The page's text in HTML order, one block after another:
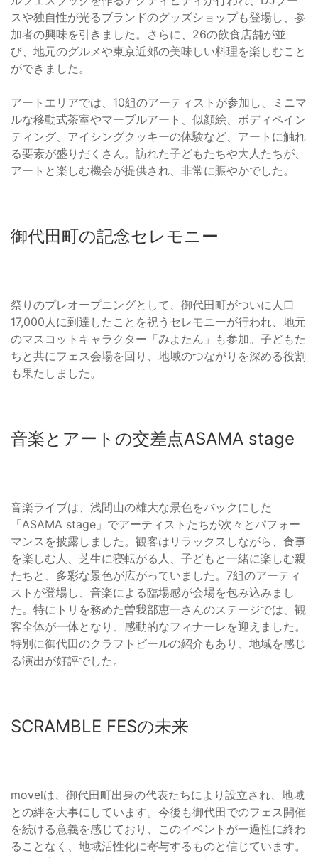
スや独自性が光るブランドのグッズショップも登場し、参
加者の興味を引きました。さらに、26の飲食店舗が並
び、地元のグルメや東京近郊の美味しい料理を楽しむこと
ができました。
アートエリアでは、10組のアーティストが参加し、ミニマ
ルな移動式茶室やマーブルアート、似顔絵、ボディペイン
ティング、アイシングクッキーの体験など、アートに触れ
る要素が盛りだくさん。訪れた子どもたちや大人たちが、
アートと楽しむ機会が提供され、非常に賑やかでした。
御代田町の記念セレモニー
祭りのプレオープニングとして、御代田町がついに人口
17,000人に到達したことを祝うセレモニーが行われ、地元
のマスコットキャラクター「みよたん」も参加。子どもた
ちと共にフェス会場を回り、地域のつながりを深める役割
も果たしました。
音楽とアートの交差点ASAMA stage
音楽ライブは、浅間山の雄大な景色をバックにした
「ASAMA stage」でアーティストたちが次々とパフォー
マンスを披露しました。観客はリラックスしながら、食事
を楽しむ人、芝生に寝転がる人、子どもと一緒に楽しむ親
たちと、多彩な景色が広がっていました。7組のアーティ
ストが登場し、音楽による臨場感が会場を包み込みまし
た。特にトリを務めた曽我部恵一さんのステージでは、観
客全体が一体となり、感動的なフィナーレを迎えました。
特別に御代田のクラフトビールの紹介もあり、地域を感じ
る演出が好評でした。
SCRAMBLE FESの未来
movelは、御代田町出身の代表たちにより設立され、地域
との絆を大事にしています。今後も御代田でのフェス開催
を続ける意義を感じており、このイベントが一過性に終わ
ることなく、地域活性化に寄与するものと信じています。